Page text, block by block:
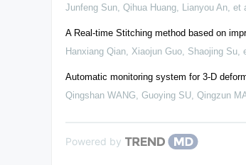
Junfeng Sun, Qihua Huang, Lianyou An, et
A Real-time Stitching method based on
Hanxiang Qian, Xiaojun Guo, Shaojing Su,
Automatic monitoring system for 3-D
Qingshan WANG, Guoying SU, Qingzun
Powered by